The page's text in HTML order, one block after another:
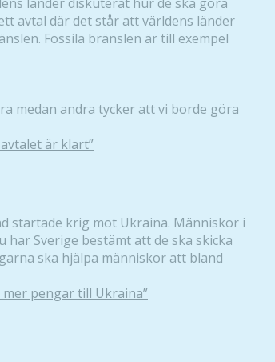
avtal där det står att världens länder
Fossila bränslen är till exempel
medan andra tycker att vi borde göra
är klart”
startade krig mot Ukraina. Människor i
Sverige bestämt att de ska skicka
ska hjälpa människor att bland
mer pengar till Ukraina”